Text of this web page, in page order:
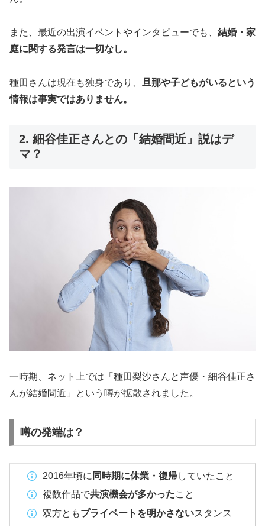
また、最近の出演イベントやインタビューでも、 結婚・家
庭に関する発言は一切なし。
種田さんは現在も独身であり、 旦那や子どもがいるという
情報は事実ではありません。
2. 細谷佳正さんとの「結婚間近」説はデ
マ？
一時期、ネット上では「種田梨沙さんと声優・細谷佳正さ
んが結婚間近」という噂が拡散されました。
噂の発端は？
2016年頃に 同時期に休業・復帰していたこと
複数作品で共演機会が多かったこと
双方ともプライベートを明かさないスタンス